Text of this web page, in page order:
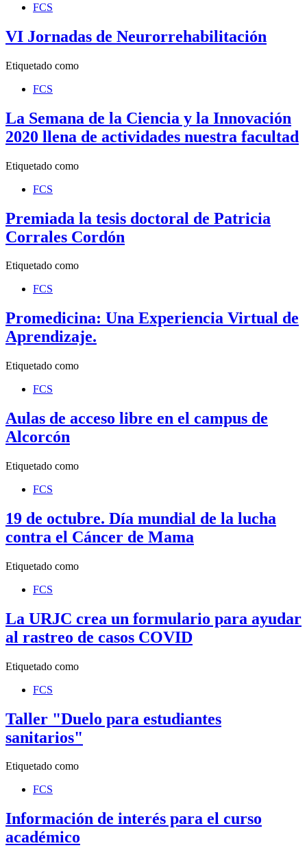
FCS
VI Jornadas de Neurorrehabilitación
Etiquetado como
FCS
La Semana de la Ciencia y la Innovación
2020 llena de actividades nuestra facultad
Etiquetado como
FCS
Premiada la tesis doctoral de Patricia
Corrales Cordón
Etiquetado como
FCS
Promedicina: Una Experiencia Virtual de
Aprendizaje.
Etiquetado como
FCS
Aulas de acceso libre en el campus de
Alcorcón
Etiquetado como
FCS
19 de octubre. Día mundial de la lucha
contra el Cáncer de Mama
Etiquetado como
FCS
La URJC crea un formulario para ayudar
al rastreo de casos COVID
Etiquetado como
FCS
Taller "Duelo para estudiantes
sanitarios"
Etiquetado como
FCS
Información de interés para el curso
académico